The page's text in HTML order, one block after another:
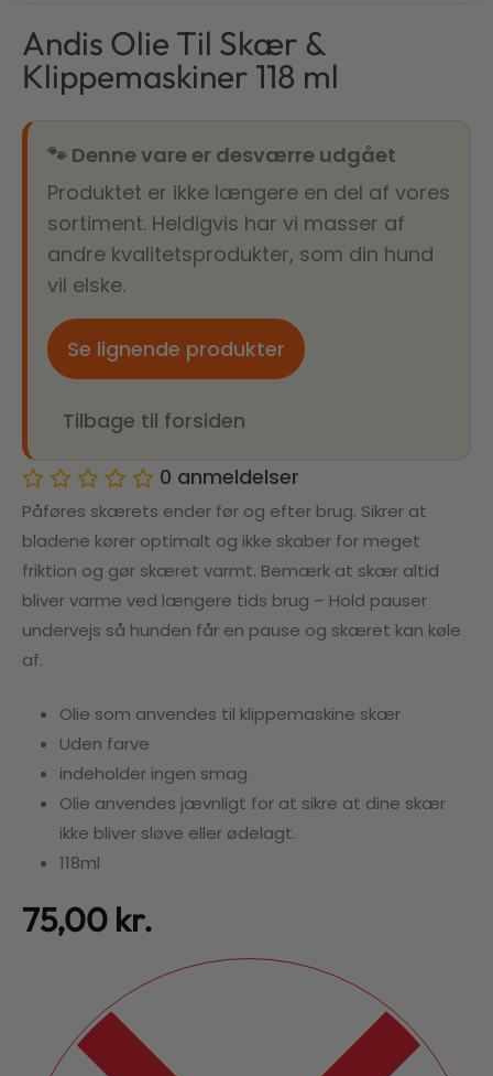
Andis Olie Til Skær &
Klippemaskiner 118 ml
🐾 Denne vare er desværre udgået
Produktet er ikke længere en del af vores
sortiment. Heldigvis har vi masser af
andre kvalitetsprodukter, som din hund
vil elske.
Se lignende produkter
Tilbage til forsiden
0 anmeldelser
Påføres skærets ender før og efter brug. Sikrer at
bladene kører optimalt og ikke skaber for meget
friktion og gør skæret varmt. Bemærk at skær altid
bliver varme ved længere tids brug – Hold pauser
undervejs så hunden får en pause og skæret kan køle
af.
Olie som anvendes til klippemaskine skær
Uden farve
indeholder ingen smag
Olie anvendes jævnligt for at sikre at dine skær
ikke bliver sløve eller ødelagt.
118ml
75,00 kr.